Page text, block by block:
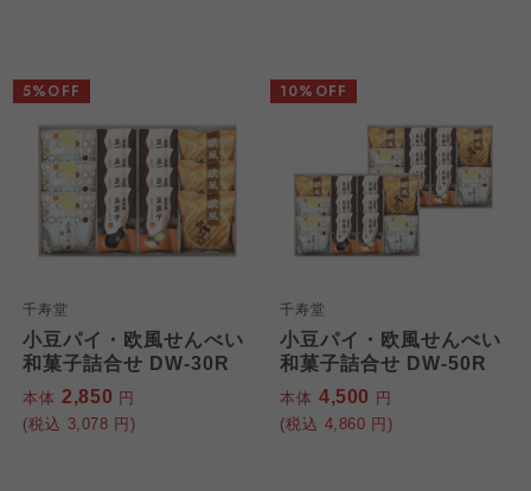
千寿堂
小豆パイ・欧風せんべい
和菓子詰合せ DW-30R
本体 2,850 円
(税込 3,078 円)
5%OFF
千寿堂
小豆パイ・欧風せんべい
和菓子詰合せ DW-50R
本体 4,500 円
(税込 4,860 円)
10%OFF